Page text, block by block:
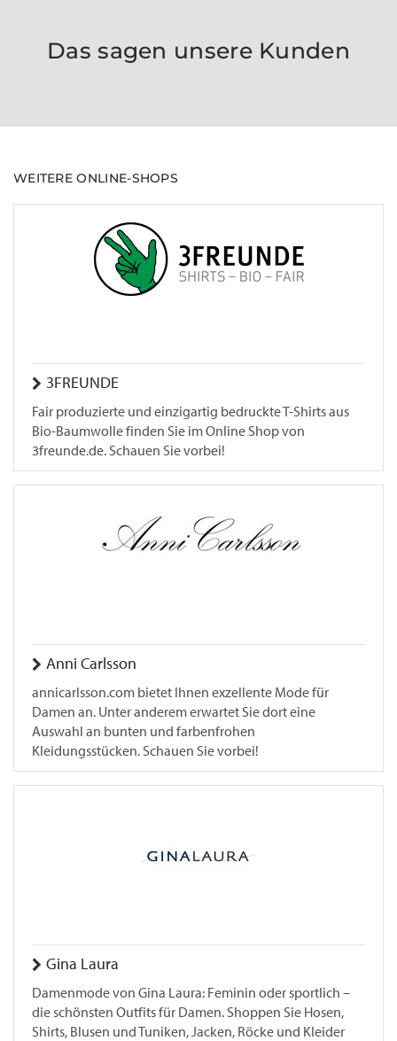
Das sagen unsere Kunden
WEITERE ONLINE-SHOPS
3FREUNDE
Fair produzierte und einzigartig bedruckte T-Shirts aus
Bio-Baumwolle finden Sie im Online Shop von
3freunde.de. Schauen Sie vorbei!
Anni Carlsson
annicarlsson.com bietet Ihnen exzellente Mode für
Damen an. Unter anderem erwartet Sie dort eine
Auswahl an bunten und farbenfrohen
Kleidungsstücken. Schauen Sie vorbei!
Gina Laura
Damenmode von Gina Laura: Feminin oder sportlich –
die schönsten Outfits für Damen. Shoppen Sie Hosen,
Shirts, Blusen und Tuniken, Jacken, Röcke und Kleider